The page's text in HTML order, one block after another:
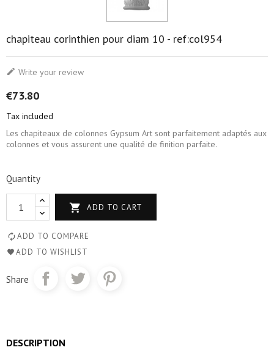
chapiteau corinthien pour diam 10 - ref:col954
 Write your review
€73.80
Tax included
Les chapiteaux de colonnes Gypsum Art sont parfaitement adaptés aux
colonnes et vous assurent une qualité de finition parfaite.
Quantity
 ADD TO CART
ADD TO COMPARE
ADD TO WISHLIST
Share
DESCRIPTION